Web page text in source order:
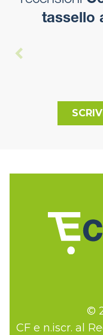
tassello
©
CF e n.iscr. al